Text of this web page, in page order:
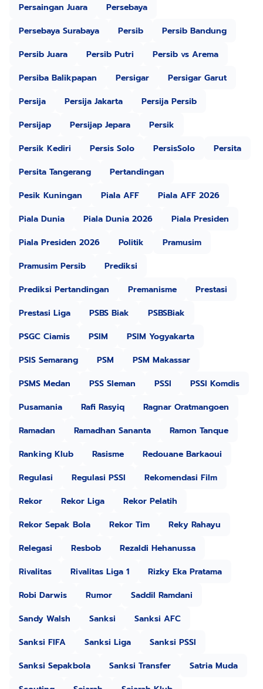
Persaingan Juara
Persebaya
Persebaya Surabaya
Persib
Persib Bandung
Persib Juara
Persib Putri
Persib vs Arema
Persiba Balikpapan
Persigar
Persigar Garut
Persija
Persija Jakarta
Persija Persib
Persijap
Persijap Jepara
Persik
Persik Kediri
Persis Solo PersisSolo
Persita
Persita Tangerang
Pertandingan
Pesik Kuningan
Piala AFF
Piala AFF 2026
Piala Dunia
Piala Dunia 2026
Piala Presiden
Piala Presiden 2026
Politik
Pramusim
Pramusim Persib
Prediksi
Prediksi Pertandingan
Premanisme
Prestasi
Prestasi Liga
PSBS Biak
PSBSBiak
PSGC Ciamis
PSIM
PSIM Yogyakarta
PSIS Semarang
PSM
PSM Makassar
PSMS Medan
PSS Sleman PSSI
PSSI Komdis
Pusamania
Rafi Rasyiq
Ragnar Oratmangoen
Ramadan
Ramadhan Sananta
Ramon Tanque
Ranking Klub
Rasisme
Redouane Barkaoui
Regulasi
Regulasi PSSI
Rekomendasi Film
Rekor
Rekor Liga
Rekor Pelatih
Rekor Sepak Bola
Rekor Tim
Reky Rahayu
Relegasi
Resbob
Rezaldi Hehanussa
Rivalitas
Rivalitas Liga 1
Rizky Eka Pratama
Robi Darwis
Rumor
Saddil Ramdani
Sandy Walsh
Sanksi
Sanksi AFC
Sanksi FIFA
Sanksi Liga
Sanksi PSSI
Sanksi Sepakbola
Sanksi Transfer
Satria Muda